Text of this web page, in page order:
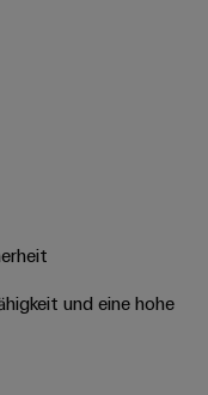
und eine hohe